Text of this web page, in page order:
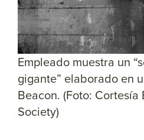
Empleado muestra un
gigante” elaborado en
Beacon. (Foto:
Society)